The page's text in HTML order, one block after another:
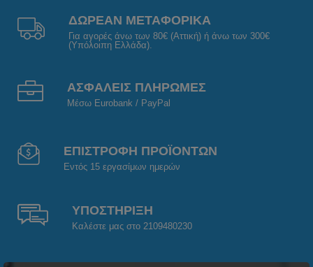
ΔΩΡΕΑΝ ΜΕΤΑΦΟΡΙΚΑ
Για αγορές άνω των 80€ (Αττική) ή άνω των 300€
(Υπόλοιπη Ελλάδα).
ΑΣΦΑΛΕΙΣ ΠΛΗΡΩΜΕΣ
Μέσω Eurobank / PayPal
ΕΠΙΣΤΡΟΦΗ ΠΡΟΪΟΝΤΩΝ
Εντός 15 εργασίμων ημερών
ΥΠΟΣΤΗΡΙΞΗ
Καλέστε μας στο 2109480230